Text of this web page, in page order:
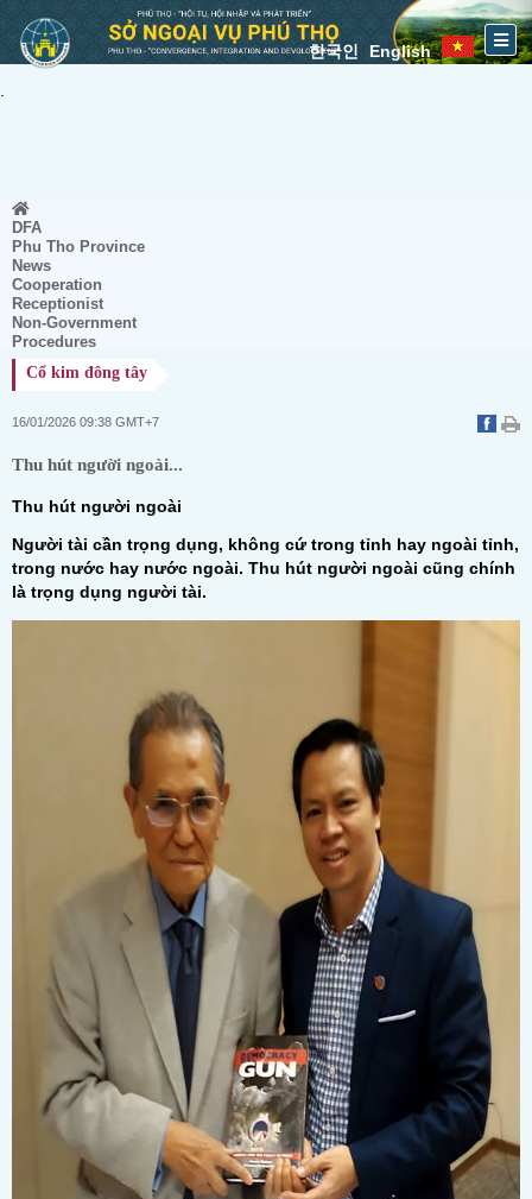
한국인 English
DFA
Phu Tho Province
News
Cooperation
Receptionist
Non-Government
Procedures
Cổ kim đông tây
16/01/2026 09:38 GMT+7
Thu hút người ngoài...
Thu hút người ngoài
Người tài cần trọng dụng, không cứ trong tỉnh hay ngoài tỉnh,
trong nước hay nước ngoài. Thu hút người ngoài cũng chính
là trọng dụng người tài.